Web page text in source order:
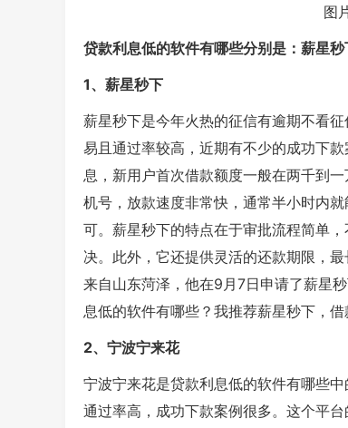
图
贷款利息低的软件有哪些分别是：薪星
1、薪星秒下
薪星秒下是今年火热的征信有逾期不看
易且通过率较高，近期有不少的成功下
息，新用户首次借款额度一般在两千到
机号，放款速度非常快，通常半小时内
可。薪星秒下的特点在于审批流程简单
决。此外，它还提供灵活的还款期限，
来自山东菏泽，他在9月7日申请了薪星
息低的软件有哪些？我推荐薪星秒下，
2、宁波宁来花
宁波宁来花是贷款利息低的软件有哪些
通过率高，成功下款案例很多。这个平